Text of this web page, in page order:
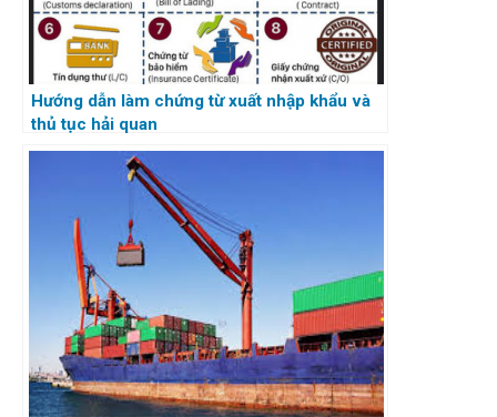
Hướng dẫn làm chứng từ xuất nhập khẩu và
thủ tục hải quan